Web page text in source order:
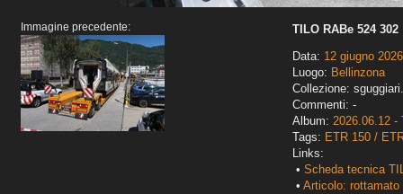
Immagine precedente:
TILO RABe 524 302
Data: 12 giugno 2026
Luogo: Bellinzona
Collezione:
Commenti: -
Album: 2026.06.12 -
Tags: ETR 150 /
Links:
• Scheda tecnica
• Articolo: